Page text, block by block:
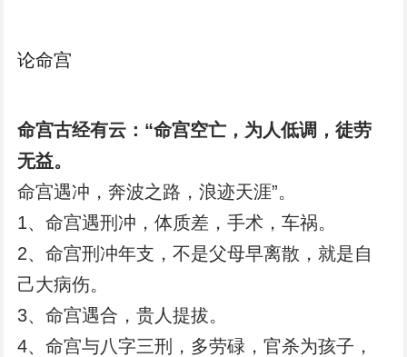
论命宫
命宫古经有云：“命宫空亡，为人低调，徒劳
无益。
命宫遇冲，奔波之路，浪迹天涯”。
1、命宫遇刑冲，体质差，手术，车祸。
2、命宫刑冲年支，不是父母早离散，就是自
己大病伤。
3、命宫遇合，贵人提拔。
4、命宫与八字三刑，多劳碌，官杀为孩子，